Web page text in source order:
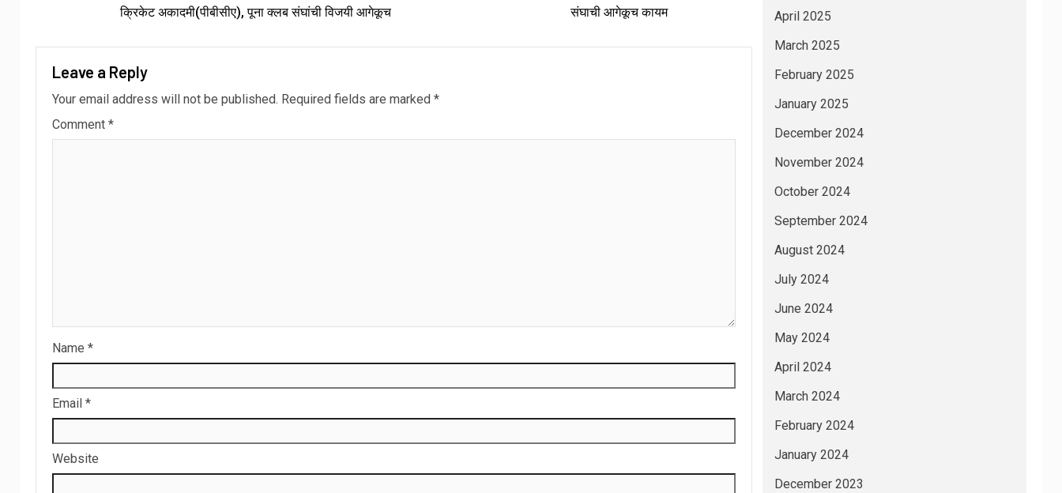
क्रिकेट अकादमी(पीबीसीए), पूना क्लब संघांची विजयी आगेकूच
संघाची आगेकूच कायम
Leave a Reply
Your email address will not be published. Required fields are marked *
Comment *
Name *
Email *
Website
April 2025
March 2025
February 2025
January 2025
December 2024
November 2024
October 2024
September 2024
August 2024
July 2024
June 2024
May 2024
April 2024
March 2024
February 2024
January 2024
December 2023